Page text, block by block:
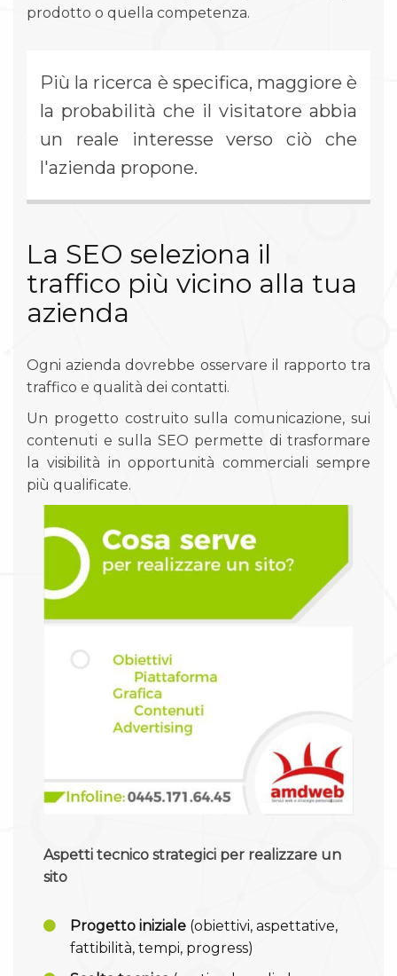
prodotto o quella competenza.
Più la ricerca è specifica, maggiore è
la probabilità che il visitatore abbia
un reale interesse verso ciò che
l'azienda propone.
La SEO seleziona il
traffico più vicino alla tua
azienda
Ogni azienda dovrebbe osservare il rapporto tra
traffico e qualità dei contatti.
Un progetto costruito sulla comunicazione, sui
contenuti e sulla SEO permette di trasformare
la visibilità in opportunità commerciali sempre
più qualificate.
Aspetti tecnico strategici per realizzare un
sito
Progetto iniziale (obiettivi, aspettative,
fattibilità, tempi, progress)